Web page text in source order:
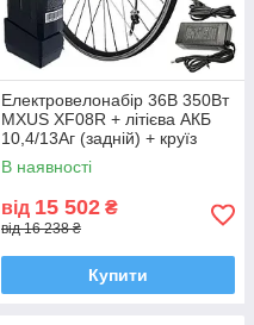
Електровелонабір 36В 350Вт
MXUS XF08R + літієва АКБ
10,4/13Аг (задній) + круїз
В наявності
від 15 502 ₴
від 16 238 ₴
Купити